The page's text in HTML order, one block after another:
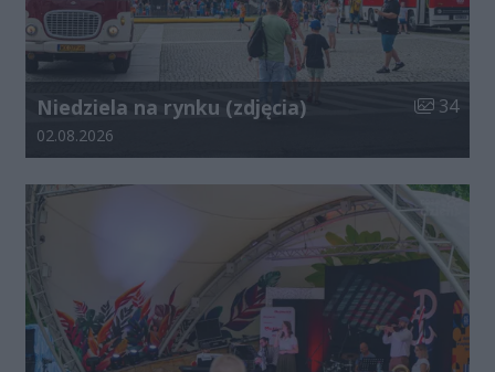
Niedziela na rynku (zdjęcia) Liczba
34
Data dodania galerii:
02.08.2026